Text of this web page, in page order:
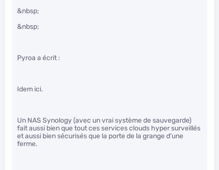
&nbsp;
&nbsp;
Pyroa a écrit :
Idem ici.
Un NAS Synology (avec un vrai système de sauvegarde)
fait aussi bien que tout ces services clouds hyper surveillés
et aussi bien sécurisés que la porte de la grange d’une
ferme.